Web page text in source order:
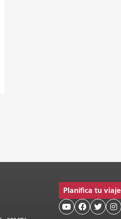
Planifica tu viaje
   